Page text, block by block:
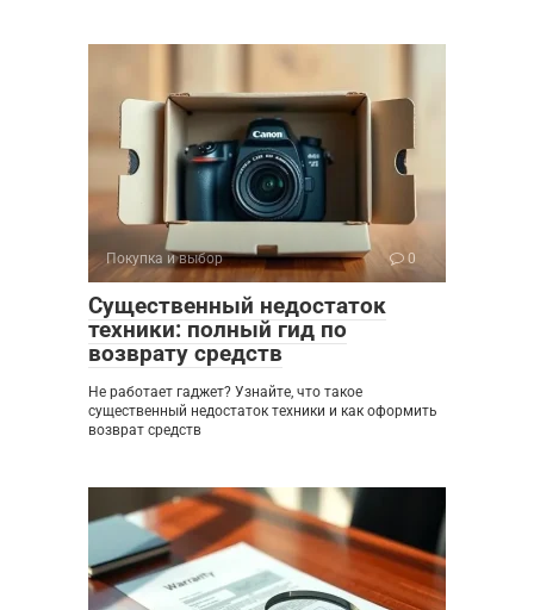
Покупка и выбор 0
Существенный недостаток
техники: полный гид по
возврату средств
Не работает гаджет? Узнайте, что такое
существенный недостаток техники и как оформить
возврат средств